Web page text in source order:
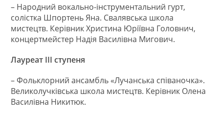
– Народний вокально-інструментальний гурт,
солістка Шпортень Яна. Свалявська школа
мистецтв. Керівник Христина Юріївна Головнич,
концертмейстер Надія Василівна Мигович.
Лауреат ІІІ ступеня
– Фольклорний ансамбль «Лучанська співаночка».
Великолучківська школа мистецтв. Керівник Олена
Василівна Никитюк.